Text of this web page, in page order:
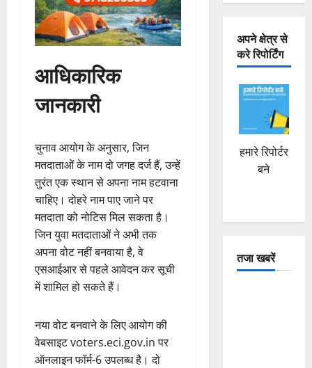
आधिकारिक
जानकारी
चुनाव आयोग के अनुसार, जिन
मतदाताओं के नाम दो जगह दर्ज हैं, उन्हें
तुरंत एक स्थान से अपना नाम हटवाना
चाहिए। दोहरे नाम पाए जाने पर
मतदाता को नोटिस मिल सकता है।
जिन युवा मतदाताओं ने अभी तक
अपना वोट नहीं बनवाया है, वे
एसआईआर से पहले आवेदन कर सूची
में शामिल हो सकते हैं।
नया वोट बनवाने के लिए आयोग की
वेबसाइट voters.eci.gov.in पर
ऑनलाइन फॉर्म-6 उपलब्ध है। दो
अपने क्षेत्र से
करे रिपोर्टिंग
हमारे रिपोर्टर
बने
तजा खबरें